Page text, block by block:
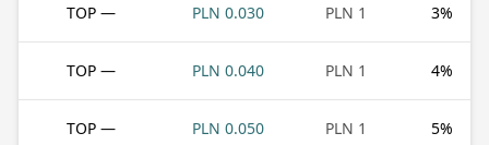
3%
1 PLN
0.030 PLN
— TOP
4%
1 PLN
0.040 PLN
— TOP
5%
1 PLN
0.050 PLN
— TOP